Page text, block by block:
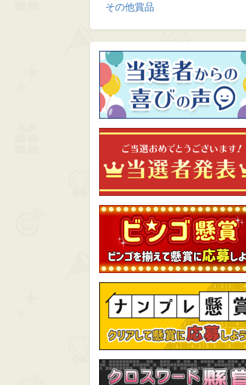
その他賞品